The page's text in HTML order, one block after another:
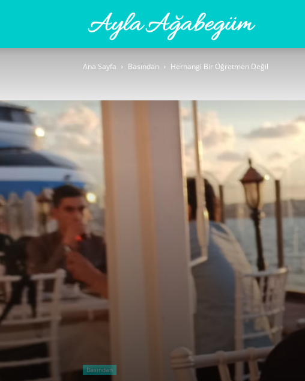
Ağabegüm
Ana Sayfa Basından Herhangi Bir Öğretmen Değil
Basından